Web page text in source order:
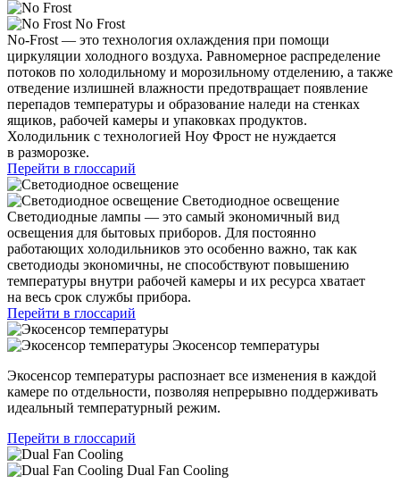
No Frost
No-Frost — это технология охлаждения при помощи
циркуляции холодного воздуха. Равномерное распределение
потоков по холодильному и морозильному отделению, а также
отведение излишней влажности предотвращает появление
перепадов температуры и образование наледи на стенках
ящиков, рабочей камеры и упаковках продуктов.
Холодильник с технологией Ноу Фрост не нуждается
в разморозке.
Перейти в глоссарий
Светодиодное освещение
Светодиодные лампы — это самый экономичный вид
освещения для бытовых приборов. Для постоянно
работающих холодильников это особенно важно, так как
светодиоды экономичны, не способствуют повышению
температуры внутри рабочей камеры и их ресурса хватает
на весь срок службы прибора.
Перейти в глоссарий
Экосенсор температуры
Экосенсор температуры распознает все изменения в каждой
камере по отдельности, позволяя непрерывно поддерживать
идеальный температурный режим.
Перейти в глоссарий
Dual Fan Cooling